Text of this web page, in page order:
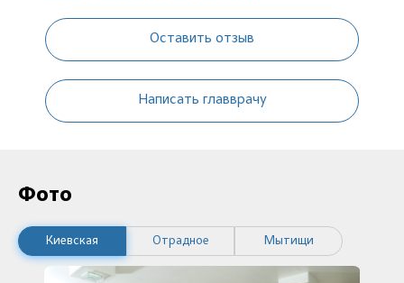
Оставить отзыв
Написать главврачу
Фото
Киевская Отрадное Мытищи